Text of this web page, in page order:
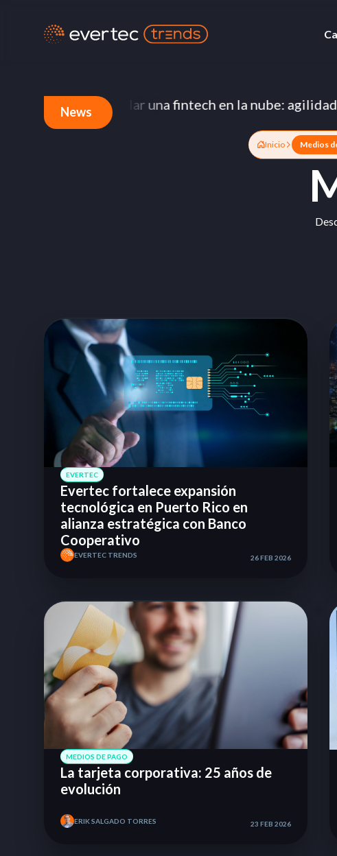
News
Escalar una fintech en la nube: agilidad,
Inicio Medios
EVERTEC
Evertec fortalece expansión
tecnológica en Puerto Rico en
alianza estratégica con Banco
Cooperativo
EVERTEC TRENDS 26 FEB 2026
MEDIOS DE PAGO
La tarjeta corporativa: 25 años de
evolución
ERIK SALGADO TORRES 23 FEB 2026